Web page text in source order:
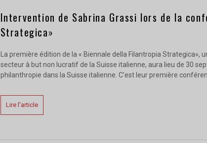
Intervention de Sabrina Grassi lors de la
Strategica»
La première édition de la « Biennale della Filantropia Strategica»,
secteur à but non lucratif de la Suisse italienne, aura lieu de 30
philanthropie dans la Suisse italienne. C’est leur première
Lire l'article